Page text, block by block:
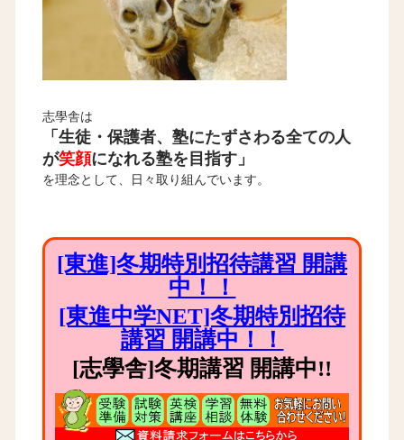
志學舎は
「生徒・保護者、塾にたずさわる全ての人
が笑顔になれる塾を目指す」
を理念として、日々取り組んでいます。
[東進]冬期特別招待講習 開講
中！！
[東進中学NET]冬期特別招待
講習 開講中！！
[志學舎]冬期講習 開講中!!